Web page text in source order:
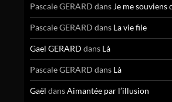
Pascale GERARD dans Je me souviens
Pascale GERARD dans La vie file
Gael GERARD dans Là
Pascale GERARD dans Là
Gaël dansAimantée par l’illusion